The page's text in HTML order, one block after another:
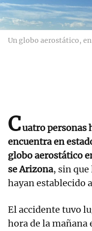
Un globo aerostático,
Cuatro personas
encuentra en
globo aerostático
se Arizona, sin que
hayan establecido
El accidente tuvo
hora de la mañana